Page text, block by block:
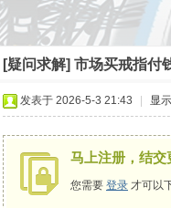
[疑问求解] 市场买戒指付
发表于 2026-5-3 21:43 显
马上注册，结
您需要 登录 才可以